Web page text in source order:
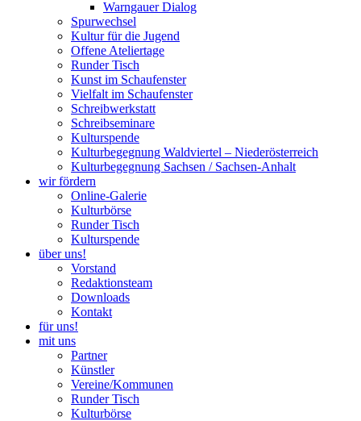
Warngauer Dialog
Spurwechsel
Kultur für die Jugend
Offene Ateliertage
Runder Tisch
Kunst im Schaufenster
Vielfalt im Schaufenster
Schreibwerkstatt
Schreibseminare
Kulturspende
Kulturbegegnung Waldviertel – Niederösterreich
Kulturbegegnung Sachsen / Sachsen-Anhalt
wir fördern
Online-Galerie
Kulturbörse
Runder Tisch
Kulturspende
über uns!
Vorstand
Redaktionsteam
Downloads
Kontakt
für uns!
mit uns
Partner
Künstler
Vereine/Kommunen
Runder Tisch
Kulturbörse